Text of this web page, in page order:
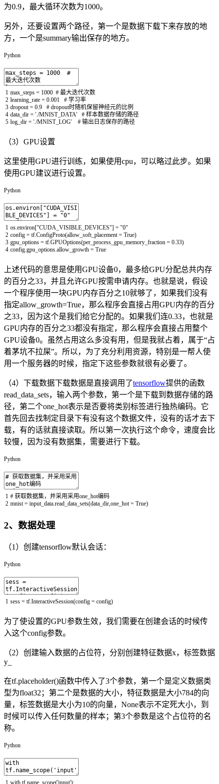
为0.9，最大循环次数为1000。
另外，还要设置两个路径，第一个是数据下载下来存放的地
方，一个是summary输出保存的地方。
Python
1
2
3
4
5
max_steps = 1000 # 最大迭代次数
learning_rate = 0.001
# 学习率
dropout = 0.9
# dropout时随机保留神经元的比例
data_dir = './MNIST_DATA'
# 样本数据存储的路径
log_dir = './MNIST_LOG' # 输出日志保存的路径
（3）GPU设置
这里使用GPU进行训练，如果使用cpu，可以略过此步。如果
使用GPU建议进行设置。
Python
1
2
3
4
os.environ["CUDA_VISIBLE_DEVICES"] = "0"
config = tf.ConfigProto(allow_soft_placement = True)
gpu_options = tf.GPUOptions(per_process_gpu_memory_fraction = 0.33)
config.gpu_options.allow_growth = True
上述代码的意思是使用GPU设备0，最多给GPU分配总共内存
的百分之33，并且允许GPU按需申请内存。也就是说，假设
一个程序使用一块GPU内存百分之10就够了，如果我们没有
指定allow_growth=True，那么程序会直接占用GPU内存的百分
之33，因为这个是我们给它分配的。如果我们连0.33，也就是
GPU内存的百分之33都没有指定，那么程序会直接占用整个
GPU设备0。虽然占用这么多没有用，但是我就占着，属于“占
着茅坑不拉屎”。所以，为了充分利用资源，特别是一帮人使
用一个服务器的时候，指定下这些参数就很有必要了。
（4）下载数据下载数据是直接调用了tensorflow提供的函数
read_data_sets，输入两个参数，第一个是下载到数据存储的路
径，第二个one_hot表示是否要将类别标签进行独热编码。它
首先回去找制定目录下有没有这个数据文件，没有的话才去下
载，有的话就直接读取。所以第一次执行这个命令，速度会比
较慢，因为没有数据集，需要进行下载。
Python
1
2
# 获取数据集，并采用采用one_hot编码
mnist = input_data read_data_sets(data_dir one_hot = True)
2、数据处理
（1）创建tensorflow默认会话：
Python
1 sess = tf.InteractiveSession(config = config)
为了使设置的GPU参数生效，我们需要在创建会话的时候传
入这个config参数。
（2）创建输入数据的占位符，分别创建特征数据x，标签数据
y_
在tf.placeholder()函数中传入了3个参数，第一个是定义数据类
型为float32；第二个是数据的大小，特征数据是大小784的向
量，标签数据是大小为10的向量，None表示不定死大小，到
时候可以传入任何数量的样本；第3个参数是这个占位符的名
称。
Python
1 with tf name_scope('input'):